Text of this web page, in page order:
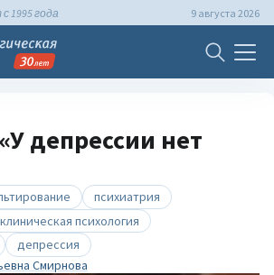
1995 года 9 августа 2026
депрессии нет
психиатрия
клиническая психология
депрессия
Смирнова